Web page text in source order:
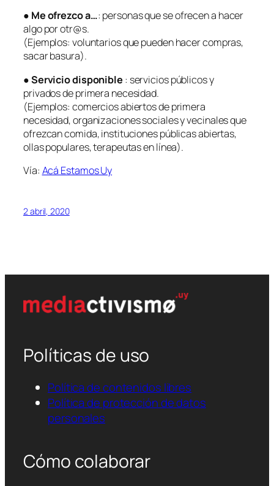
● Me ofrezco a…: personas que se ofrecen a hacer
algo por otr@s.
(Ejemplos: voluntarios que pueden hacer compras,
sacar basura).
●Servicio disponible : servicios públicos y
privados de primera necesidad.
(Ejemplos: comercios abiertos de primera
necesidad, organizaciones sociales y vecinales que
ofrezcan comida, instituciones públicas abiertas,
ollas populares, terapeutas en línea).
Vía: Acá Estamos Uy
2 abril, 2020
Políticas de uso
Política de contenidos libres
Política de protección de datos
personales
Cómo colaborar